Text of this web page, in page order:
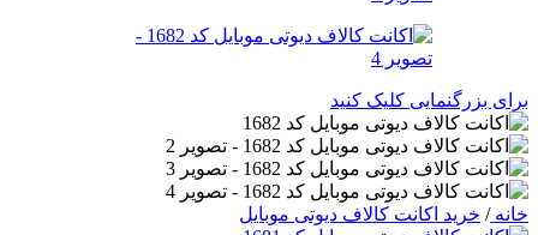
برای بزرگنمایی کلیک کنید
خانه/ خرید اکانت کالاف دیوتی موبایل